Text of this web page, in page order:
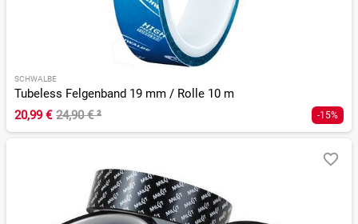
SCHWALBE
Tubeless Felgenband 19 mm / Rolle 10 m
20,99 € 24,90 €² -15%